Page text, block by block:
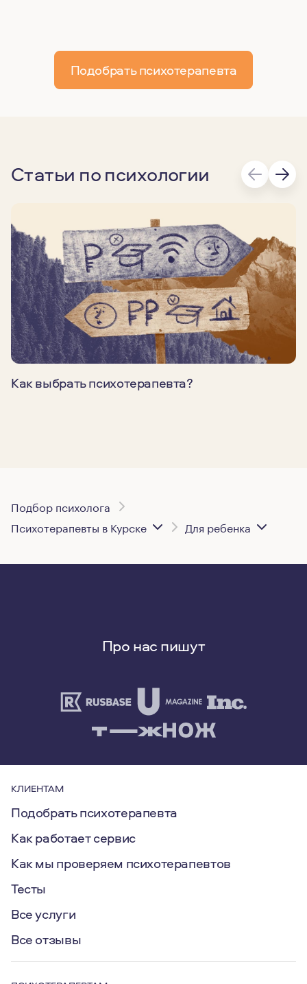
Подобрать психотерапевта
Статьи по психологии
Как выбрать психотерапевта?
Подбор психолога
Психотерапевты в Курске
Для ребенка
Про нас пишут
КЛИЕНТАМ
Подобрать психотерапевта
Как работает сервис
Как мы проверяем психотерапевтов
Тесты
Все услуги
Все отзывы